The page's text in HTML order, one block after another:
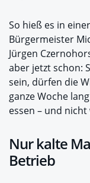
So hieß es in
Bürgermeister
Jürgen
aber jetzt schon:
sein, dürfen die
ganze Woche
essen – und nicht
Nur kalte
Betrieb